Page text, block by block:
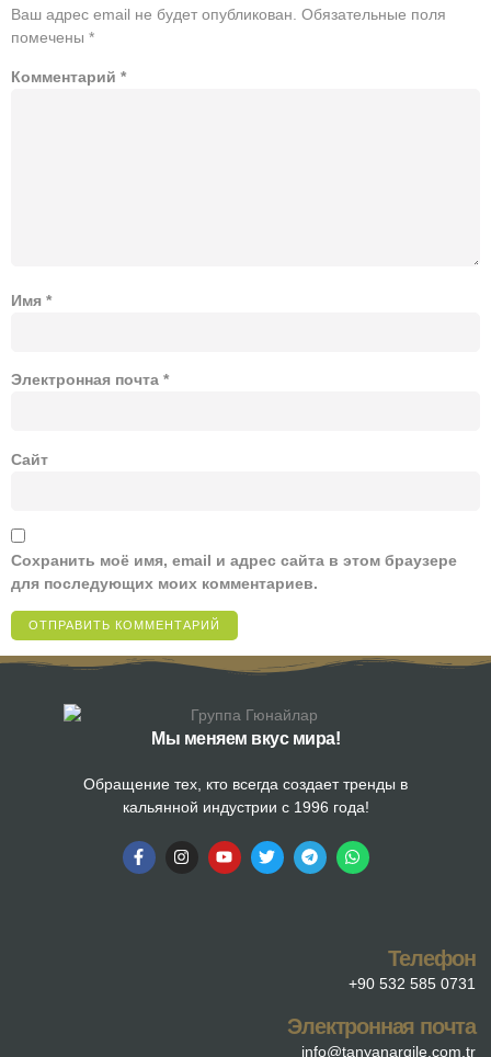
Ваш адрес email не будет опубликован. Обязательные поля
помечены *
Комментарий *
Имя *
Электронная почта *
Сайт
Сохранить моё имя, email и адрес сайта в этом браузере
для последующих моих комментариев.
Мы меняем вкус мира!
Обращение тех, кто всегда создает тренды в
кальянной индустрии с 1996 года!
Телефон
+90 532 585 0731
Электронная почта
info@tanyanargile.com.tr